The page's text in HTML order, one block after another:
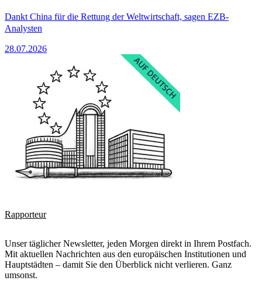
Dankt China für die Rettung der Weltwirtschaft, sagen EZB-
Analysten
28.07.2026
Rapporteur
Unser täglicher Newsletter, jeden Morgen direkt in Ihrem Postfach.
Mit aktuellen Nachrichten aus den europäischen Institutionen und
Hauptstädten – damit Sie den Überblick nicht verlieren. Ganz
umsonst.